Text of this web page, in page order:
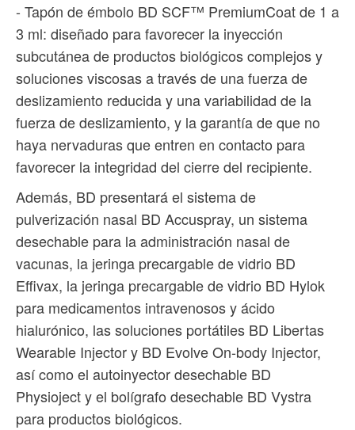
- Tapón de émbolo BD SCF™ PremiumCoat de 1 a
3 ml: diseñado para favorecer la inyección
subcutánea de productos biológicos complejos y
soluciones viscosas a través de una fuerza de
deslizamiento reducida y una variabilidad de la
fuerza de deslizamiento, y la garantía de que no
haya nervaduras que entren en contacto para
favorecer la integridad del cierre del recipiente.
Además, BD presentará el sistema de
pulverización nasal BD Accuspray, un sistema
desechable para la administración nasal de
vacunas, la jeringa precargable de vidrio BD
Effivax, la jeringa precargable de vidrio BD Hylok
para medicamentos intravenosos y ácido
hialurónico, las soluciones portátiles BD Libertas
Wearable Injector y BD Evolve On-body Injector,
así como el autoinyector desechable BD
Physioject y el bolígrafo desechable BD Vystra
para productos biológicos.